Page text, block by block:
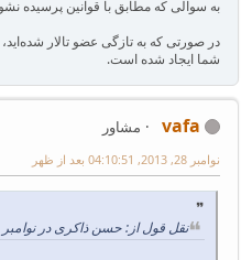
به سوالی که مطابق با قوانین پرسیده
در صورتی که به تازگی عضو تالار
شما ایجاد شده است.
vafa
مشاور
نوامبر 28, 2013, 04:10:51 بعد از ظهر
نقل قول از: حسن ذاکری در نوامبر 28, 2013, 03:58:10 بعد از ظهر